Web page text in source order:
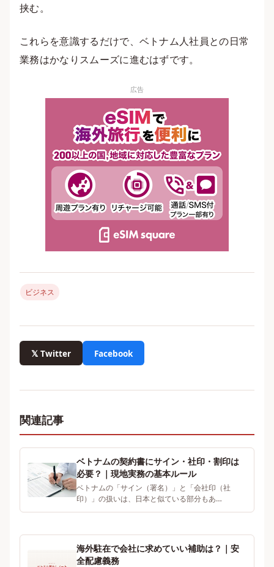
挟む。
これらを意識するだけで、ベトナム人社員との日常
業務はかなりスムーズに進むはずです。
広告
ビジネス
𝕏 Twitter Facebook
関連記事
ベトナムの契約書にサイン・社印・割印は
必要？｜現地実務の基本ルール
ベトナムの「サイン（署名）」と「会社印（社
印）」の扱いは、日本と似ている部分もあ…
海外駐在で会社に求めていい補助は？｜安
全配慮義務